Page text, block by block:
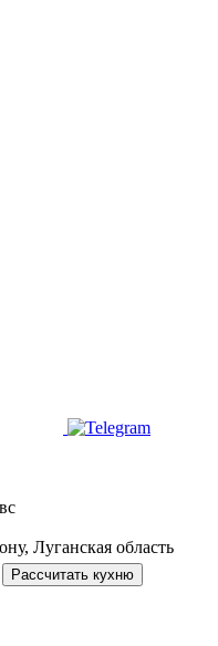
Луганская область
Рассчитать кухню